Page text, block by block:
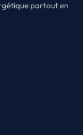
partout en